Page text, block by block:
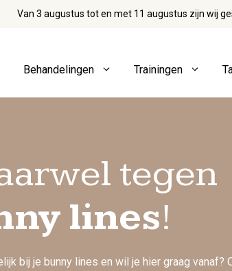
Van 3 augustus tot en met 11 augustus zijn wij
Behandelingen
lift
Tandenknarsen
Wenkbrauwlift
Trainingen
tegen
lines!
bij je bunny lines en wil je hier graag vanaf?